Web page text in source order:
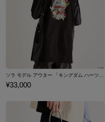
ソラ モデル アウター 「キングダム ハーツ」シリーズ
¥33,000